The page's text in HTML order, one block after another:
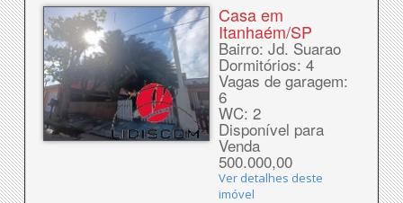
Casa em
Itanhaém/SP
Bairro: Jd. Suarao
Dormitórios: 4
Vagas de garagem:
6
WC: 2
Disponível para
Venda
500.000,00
Ver detalhes deste
imóvel